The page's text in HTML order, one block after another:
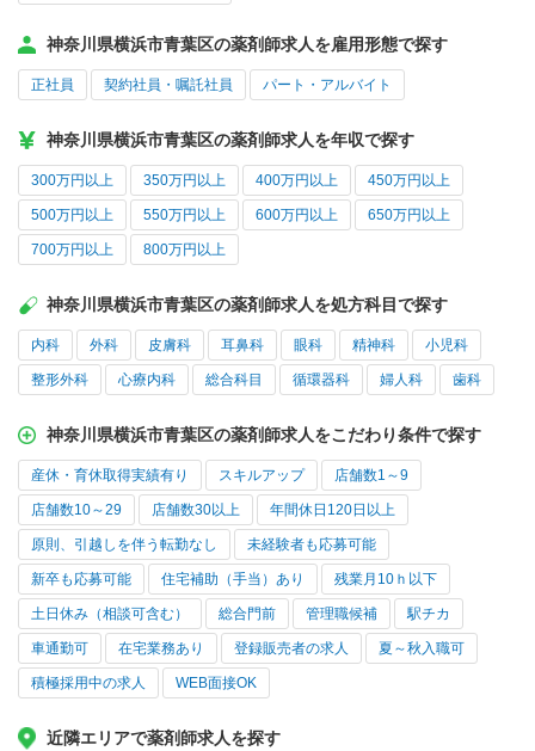
神奈川県横浜市青葉区の薬剤師求人を雇用形態で探す
正社員 契約社員・嘱託社員 パート・アルバイト
神奈川県横浜市青葉区の薬剤師求人を年収で探す
300万円以上 350万円以上 400万円以上 450万円以上
500万円以上 550万円以上 600万円以上 650万円以上
700万円以上 800万円以上
神奈川県横浜市青葉区の薬剤師求人を処方科目で探す
内科 外科 皮膚科 耳鼻科 眼科 精神科 小児科
整形外科 心療内科 総合科目 循環器科 婦人科 歯科
神奈川県横浜市青葉区の薬剤師求人をこだわり条件で探す
産休・育休取得実績有り スキルアップ 店舗数1～9
店舗数10～29 店舗数30以上 年間休日120日以上
原則、引越しを伴う転勤なし 未経験者も応募可能
新卒も応募可能 住宅補助（手当）あり 残業月10ｈ以下
土日休み（相談可含む） 総合門前 管理職候補 駅チカ
車通勤可 在宅業務あり 登録販売者の求人 夏～秋入職可
積極採用中の求人 WEB面接OK
近隣エリアで薬剤師求人を探す